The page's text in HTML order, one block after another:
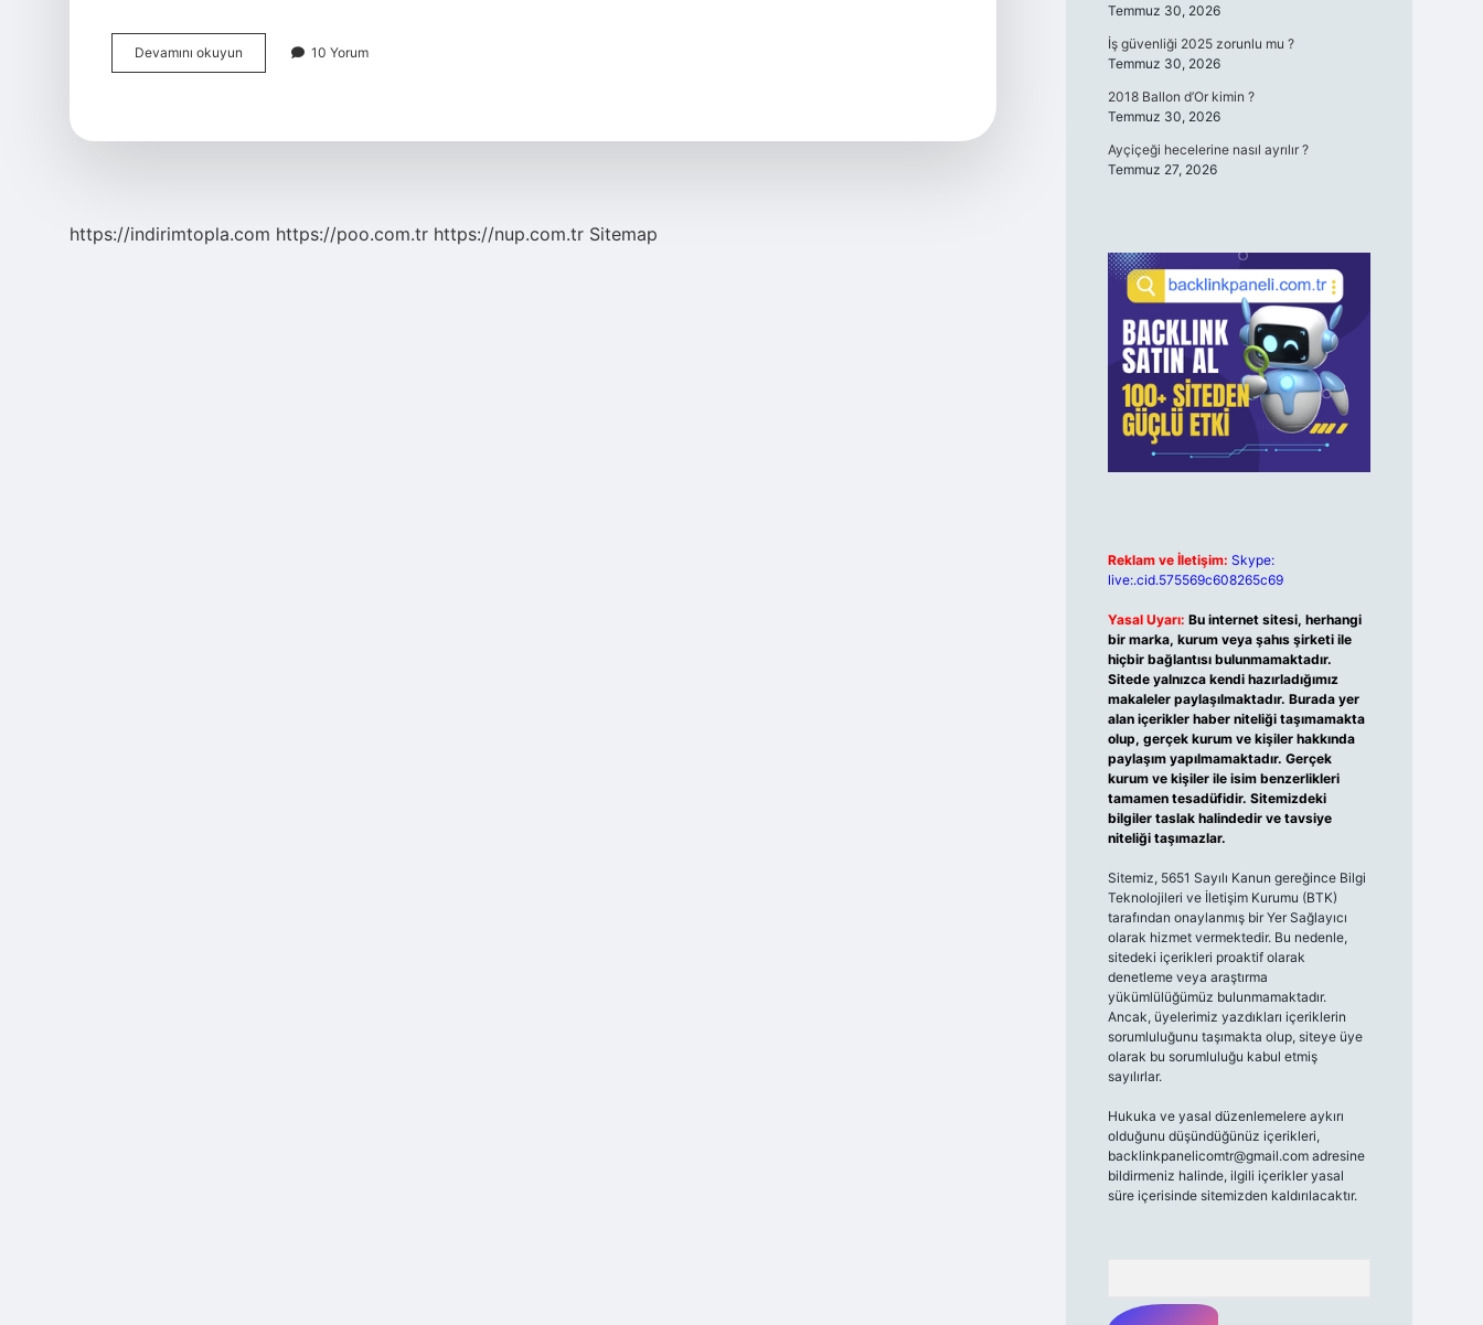
Devamını okuyun
Anlam
10 Yorum
https://indirimtopla.com https://poo.com.tr https://nup.com.tr Sitemap
Temmuz 30, 2026
İş güvenliği 2025 zorunlu mu ?
Temmuz 30, 2026
2018 Ballon d’Or kimin ?
Temmuz 30, 2026
Ayçiçeği hecelerine nasıl ayrılır ?
Temmuz 27, 2026
Reklam ve İletişim: Skype:
live:.cid.575569c608265c69
Yasal Uyarı: Bu internet sitesi, herhangi
bir marka, kurum veya şahıs şirketi ile
hiçbir bağlantısı bulunmamaktadır.
Sitede yalnızca kendi hazırladığımız
makaleler paylaşılmaktadır. Burada yer
alan içerikler haber niteliği taşımamakta
olup, gerçek kurum ve kişiler hakkında
paylaşım yapılmamaktadır. Gerçek
kurum ve kişiler ile isim benzerlikleri
tamamen tesadüfidir. Sitemizdeki
bilgiler taslak halindedir ve tavsiye
niteliği taşımazlar.
Sitemiz, 5651 Sayılı Kanun gereğince Bilgi
Teknolojileri ve İletişim Kurumu (BTK)
tarafından onaylanmış bir Yer Sağlayıcı
olarak hizmet vermektedir. Bu nedenle,
sitedeki içerikleri proaktif olarak
denetleme veya araştırma
yükümlülüğümüz bulunmamaktadır.
Ancak, üyelerimiz yazdıkları içeriklerin
sorumluluğunu taşımakta olup, siteye üye
olarak bu sorumluluğu kabul etmiş
sayılırlar.
Hukuka ve yasal düzenlemelere aykırı
olduğunu düşündüğünüz içerikleri,
backlinkpanelicomtr@gmail.comadresine
bildirmeniz halinde, ilgili içerikler yasal
süre içerisinde sitemizden kaldırılacaktır.